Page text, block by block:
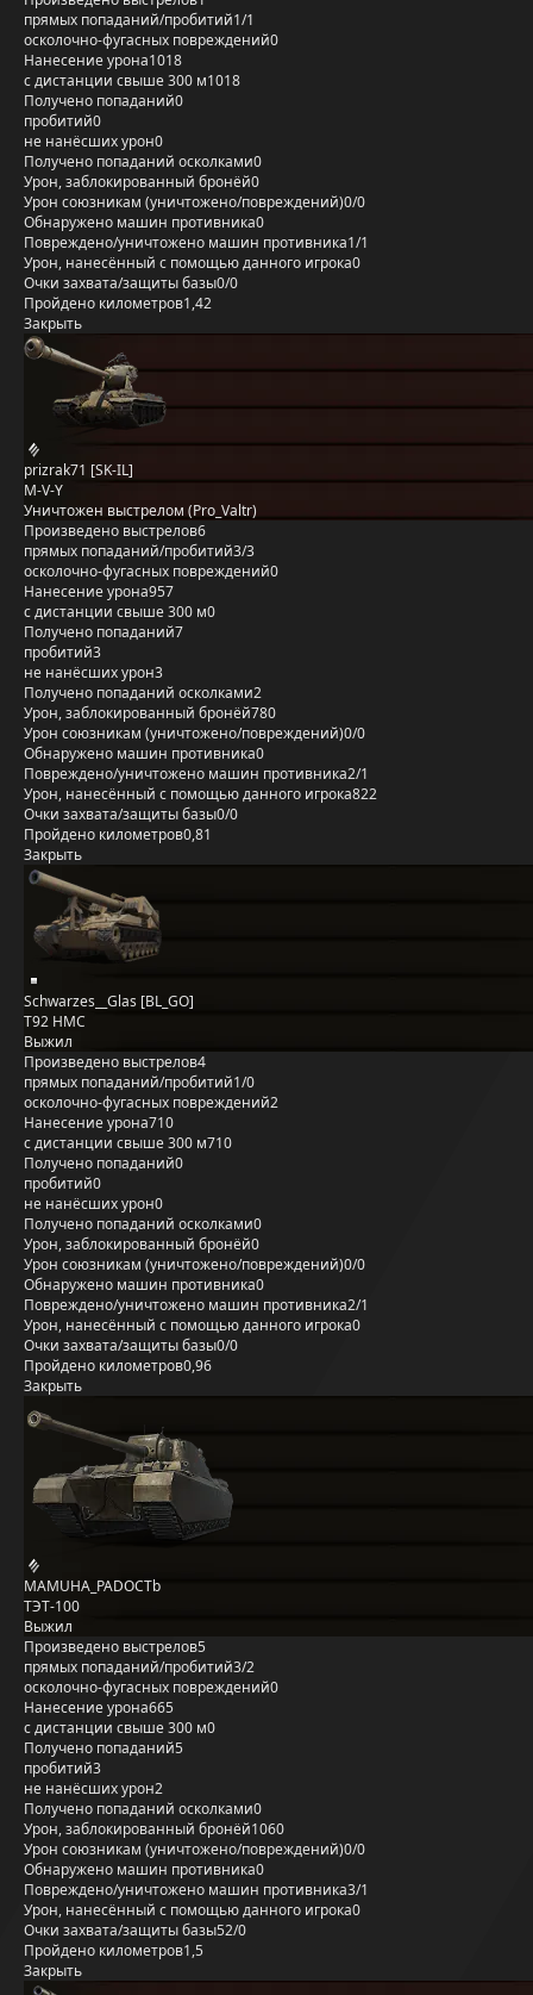
прямых попаданий/пробитий1/1
осколочно-фугасных повреждений0
Нанесение урона1018
с дистанции свыше 300 м1018
Получено попаданий0
пробитий0
не нанёсших урон0
Получено попаданий осколками0
Урон, заблокированный бронёй0
Урон союзникам (уничтожено/повреждений)0/0
Обнаружено машин противника0
Повреждено/уничтожено машин противника1/1
Урон, нанесённый с помощью данного игрока0
Очки захвата/защиты базы0/0
Пройдено километров1,42
Закрыть
prizrak71 [SK-IL]
M-V-Y
Уничтожен выстрелом (Pro_Valtr)
Произведено выстрелов6
прямых попаданий/пробитий3/3
осколочно-фугасных повреждений0
Нанесение урона957
с дистанции свыше 300 м0
Получено попаданий7
пробитий3
не нанёсших урон3
Получено попаданий осколками2
Урон, заблокированный бронёй780
Урон союзникам (уничтожено/повреждений)0/0
Обнаружено машин противника0
Повреждено/уничтожено машин противника2/1
Урон, нанесённый с помощью данного игрока822
Очки захвата/защиты базы0/0
Пройдено километров0,81
Закрыть
Schwarzes__Glas [BL_GO]
T92 HMC
Выжил
Произведено выстрелов4
прямых попаданий/пробитий1/0
осколочно-фугасных повреждений2
Нанесение урона710
с дистанции свыше 300 м710
Получено попаданий0
пробитий0
не нанёсших урон0
Получено попаданий осколками0
Урон, заблокированный бронёй0
Урон союзникам (уничтожено/повреждений)0/0
Обнаружено машин противника0
Повреждено/уничтожено машин противника2/1
Урон, нанесённый с помощью данного игрока0
Очки захвата/защиты базы0/0
Пройдено километров0,96
Закрыть
MAMUHA_PADOCTb
ТЭТ-100
Выжил
Произведено выстрелов5
прямых попаданий/пробитий3/2
осколочно-фугасных повреждений0
Нанесение урона665
с дистанции свыше 300 м0
Получено попаданий5
пробитий3
не нанёсших урон2
Получено попаданий осколками0
Урон, заблокированный бронёй1060
Урон союзникам (уничтожено/повреждений)0/0
Обнаружено машин противника0
Повреждено/уничтожено машин противника3/1
Урон, нанесённый с помощью данного игрока0
Очки захвата/защиты базы52/0
Пройдено километров1,5
Закрыть